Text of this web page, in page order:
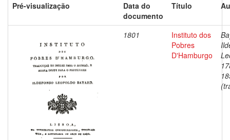
Pré-visualização
Data do
documento
Título
1801
Instituto dos
Pobres
D'Hamburgo